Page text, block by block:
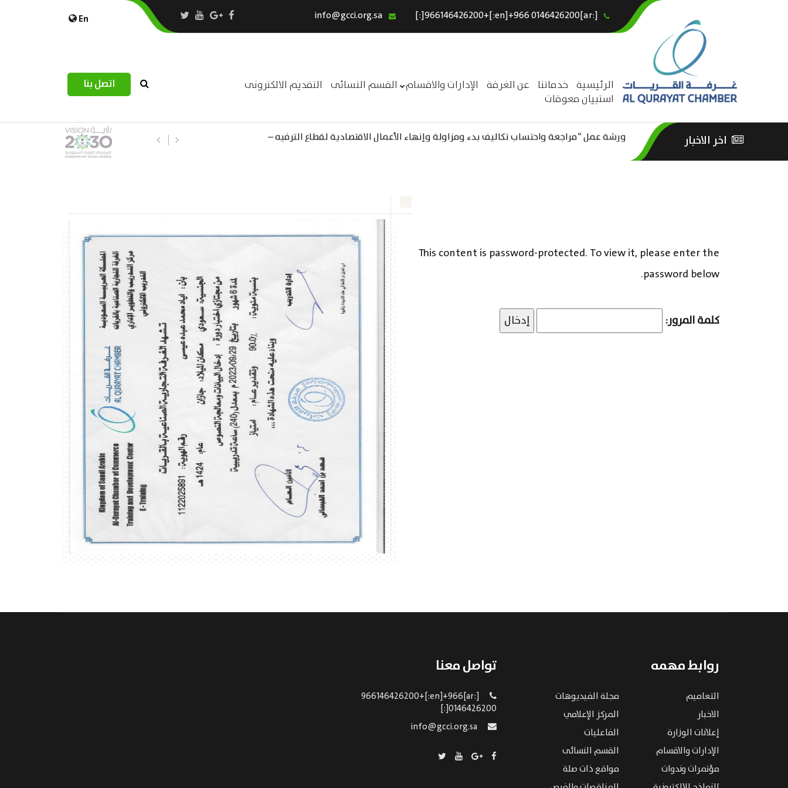
[:ar]966146426200+[:en]+966 0146426200[:]
En
الرئيسية خدماتنا عن الغرفة الإدارات والاقسام القسم النسائى التقديم الالكترونى
استبيان معوقات
اتصل بنا
الرئيسية
عن الغرفة
القسم النسائى
اخر الاخبار
ورشة عمل “مراجعة واحتساب تكاليف بدء ومزاولة وإنهاء الأعمال الاقتصادية لقطاع الترفيه –
ورشة عمل : العمـــــل الحـــــر استبيان مرصد التحديات اللوجستية
This content is password-protected. To view it, please enter the
password below.
كلمة المرور:
روابط مهمه
التعاميم
مجلة الفيديوهات
الاخبار
المركز الإعلامي
إعلانات الوزارة
الفاعليات
الإدارات والاقسام
القسم النسائى
مؤتمرات وندوات
مواقع ذات صلة
تواصل معنا
[:ar]966146426200+[:en]+966
0146426200[:]